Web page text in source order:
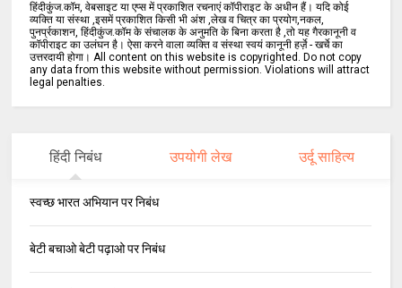
हिंदीकुंज.कॉम, वेबसाइट या एप्स में प्रकाशित रचनाएं कॉपीराइट के अधीन हैं। यदि कोई
व्यक्ति या संस्था ,इसमें प्रकाशित किसी भी अंश ,लेख व चित्र का प्रयोग,नकल,
पुनर्प्रकाशन, हिंदीकुंज.कॉम के संचालक के अनुमति के बिना करता है ,तो यह गैरकानूनी व
कॉपीराइट का उलंघन है। ऐसा करने वाला व्यक्ति व संस्था स्वयं कानूनी हर्ज़े - खर्चे का
उत्तरदायी होगा। All content on this website is copyrighted. Do not copy
any data from this website without permission. Violations will attract
legal penalties.
हिंदी निबंध उपयोगी लेख उर्दू साहित्य
स्वच्छ भारत अभियान पर निबंध
बेटी बचाओ बेटी पढ़ाओ पर निबंध